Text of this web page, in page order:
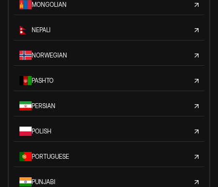
MONGOLIAN
NEPALI
NORWEGIAN
PASHTO
PERSIAN
POLISH
PORTUGUESE
PUNJABI